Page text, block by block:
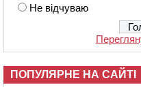
Не відчуваю
ПОПУЛЯРНЕ НА САЙТІ